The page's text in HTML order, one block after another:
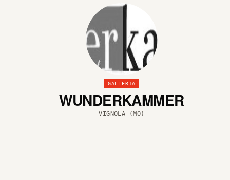
GALLERIA
WUNDERKAMMER
VIGNOLA (MO)